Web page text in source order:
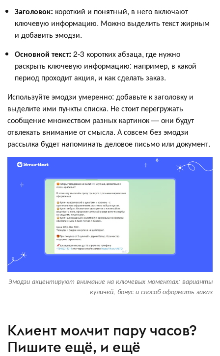
Заголовок: короткий и понятный, в него включают
ключевую информацию. Можно выделить текст жирным
и добавить эмодзи.
Основной текст: 2-3 коротких абзаца, где нужно
раскрыть ключевую информацию: например, в какой
период проходит акция, и как сделать заказ.
Используйте эмодзи умеренно: добавьте к заголовку и
выделите ими пункты списка. Не стоит перегружать
сообщение множеством разных картинок — они будут
отвлекать внимание от смысла. А совсем без эмодзи
рассылка будет напоминать деловое письмо или документ.
Эмодзи акцентируют внимание на ключевых моментах: варианты
куличей, бонус и способ оформить заказ
Клиент молчит пару часов?
Пишите ещё, и ещё